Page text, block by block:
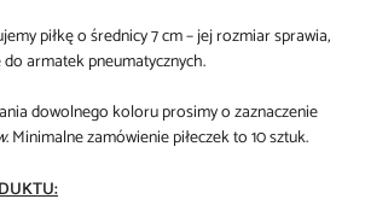
piłkę o średnicy 7 cm – jej rozmiar sprawia,
armatek pneumatycznych.
dowolnego koloru prosimy o zaznaczenie
. Minimalne zamówienie piłeczek to 10 sztuk.